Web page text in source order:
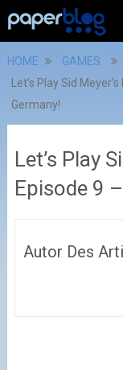
HOME
GAMES
Let’s Play Sid
Germany!
Let’s Play
Episode 9
Autor Des